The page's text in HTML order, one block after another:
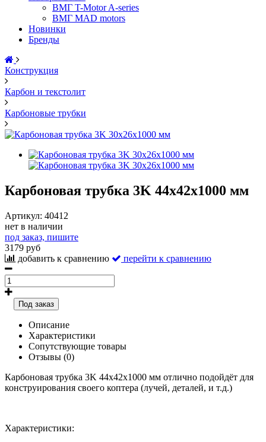
ВМГ T-Motor A-series
ВМГ MAD motors
Новинки
Бренды
Конструкция
Карбон и текстолит
Карбоновые трубки
Карбоновая трубка 3K 44x42x1000 мм
Артикул: 40412
нет в наличии
под заказ, пишите
3179 руб
добавить к сравнению
перейти к сравнению
Под заказ
Описание
Характеристики
Сопутствующие товары
Отзывы (0)
Карбоновая трубка 3K 44x42x1000 мм отлично подойдёт для
конструирования своего коптера (лучей, деталей, и т.д.)
Характеристики: